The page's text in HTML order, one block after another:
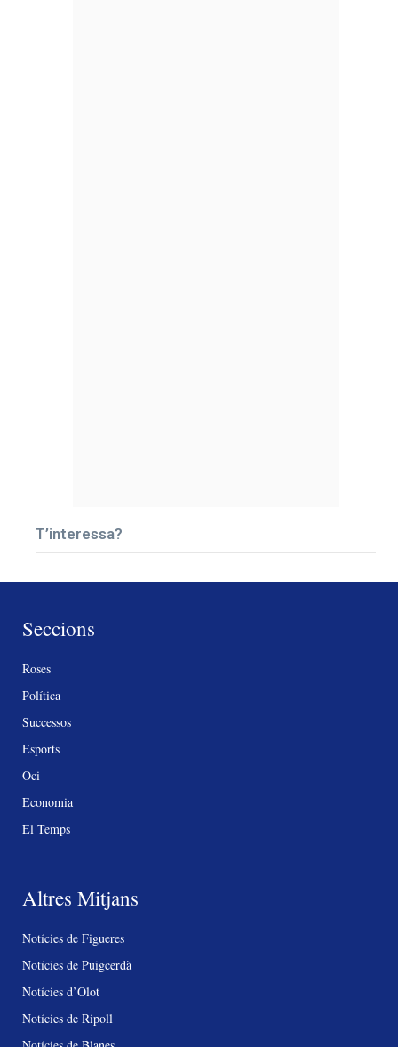
T’interessa?
Seccions
Roses
Política
Successos
Esports
Oci
Economia
El Temps
Altres Mitjans
Notícies de Figueres
Notícies de Puigcerdà
Notícies d’Olot
Notícies de Ripoll